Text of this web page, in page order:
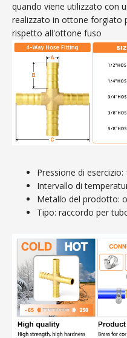
quando viene utilizzato con
realizzato in ottone forgiato
rispetto all'ottone fuso
Pressione di esercizio:
Intervallo di
Metallo del prodotto:
Tipo: raccordo per